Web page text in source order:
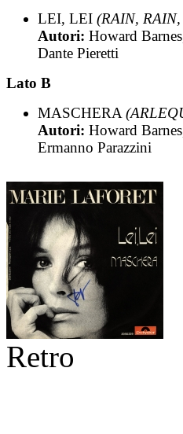
LEI, LEI (RAIN,
Autori: Howard
Dante Pieretti
Lato B
MASCHERA
Autori: Howard
Ermanno Parazzini
Retro